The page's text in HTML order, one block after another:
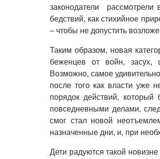
законодатели рассмотрели
бедствий, как стихийное
– чтобы не допустить
Таким образом, новая
беженцев от войн, засух,
Возможно, самое
после того как власти уже
порядок действий,
повседневными делами,
смог стал новой
назначенные дни, и, при
Дети радуются такой